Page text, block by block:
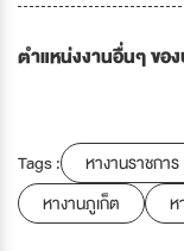
ตำแหน่งงานอื่นๆ ขอ
Tags : หางานราชการ
หางานภูเก็ต
ห